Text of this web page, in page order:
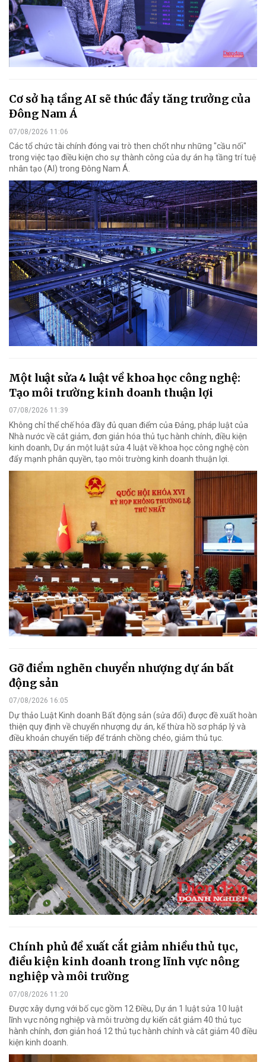
Cơ sở hạ tầng AI sẽ thúc đẩy tăng trưởng của
Đông Nam Á
07/08/2026 11:06
Các tổ chức tài chính đóng vai trò then chốt như những "cầu nối"
trong việc tạo điều kiện cho sự thành công của dự án hạ tầng trí tuệ
nhân tạo (AI) trong Đông Nam Á.
Một luật sửa 4 luật về khoa học công nghệ:
Tạo môi trường kinh doanh thuận lợi
07/08/2026 11:39
Không chỉ thể chế hóa đầy đủ quan điểm của Đảng, pháp luật của
Nhà nước về cắt giảm, đơn giản hóa thủ tục hành chính, điều kiện
kinh doanh, Dự án một luật sửa 4 luật về khoa học công nghệ còn
đẩy mạnh phân quyền, tạo môi trường kinh doanh thuận lợi.
Gỡ điểm nghẽn chuyển nhượng dự án bất
động sản
07/08/2026 16:05
Dự thảo Luật Kinh doanh Bất động sản (sửa đổi) được đề xuất hoàn
thiện quy định về chuyển nhượng dự án, kế thừa hồ sơ pháp lý và
điều khoản chuyển tiếp để tránh chồng chéo, giảm thủ tục.
Chính phủ đề xuất cắt giảm nhiều thủ tục,
điều kiện kinh doanh trong lĩnh vực nông
nghiệp và môi trường
07/08/2026 11:20
Được xây dựng với bố cục gồm 12 Điều, Dự án 1 luật sửa 10 luật
lĩnh vực nông nghiệp và môi trường dự kiến cắt giảm 40 thủ tục
hành chính, đơn giản hoá 12 thủ tục hành chính và cắt giảm 40 điều
kiện kinh doanh.